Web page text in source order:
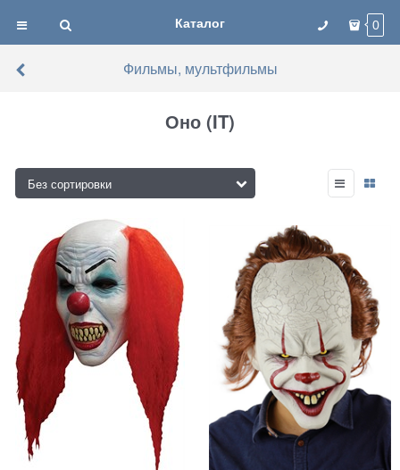
Каталог 0
Фильмы, мультфильмы
Оно (IT)